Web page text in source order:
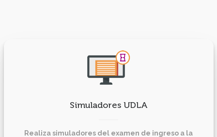
Simuladores UDLA
Realiza simuladores del examen de ingreso a la